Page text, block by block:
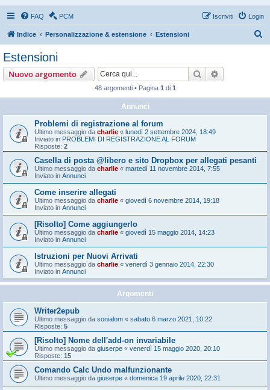
FAQ PCM Login
Iscriviti
Indice Personalizzazione & estensione Estensioni
Estensioni
Nuovo argomento Cerca
48 argomenti • Pagina 1 di 1
Annunci
Problemi di registrazione al forum
Ultimo messaggio da charlie « lunedì 2 settembre 2024, 18:49
Inviato in PROBLEMI DI REGISTRAZIONE AL FORUM
Risposte: 2
Casella di posta @libero e sito Dropbox per allegati pesanti
Ultimo messaggio da charlie « martedì 11 novembre 2014, 7:55
Inviato in Annunci
Come inserire allegati
Ultimo messaggio da charlie « giovedì 6 novembre 2014, 19:18
Inviato in Annunci
[Risolto] Come aggiungerlo
Ultimo messaggio da charlie « giovedì 15 maggio 2014, 14:23
Inviato in Annunci
Istruzioni per Nuovi Arrivati
Ultimo messaggio da charlie « venerdì 3 gennaio 2014, 22:30
Inviato in Annunci
Argomenti
Writer2epub
Ultimo messaggio da sonialom « sabato 6 marzo 2021, 10:22
Risposte: 5
[Risolto] Nome dell'add-on invariabile
Ultimo messaggio da giuserpe « venerdì 15 maggio 2020, 20:10
Risposte: 15
Comando Calc Undo malfunzionante
Ultimo messaggio da giuserpe « domenica 19 aprile 2020, 22:31